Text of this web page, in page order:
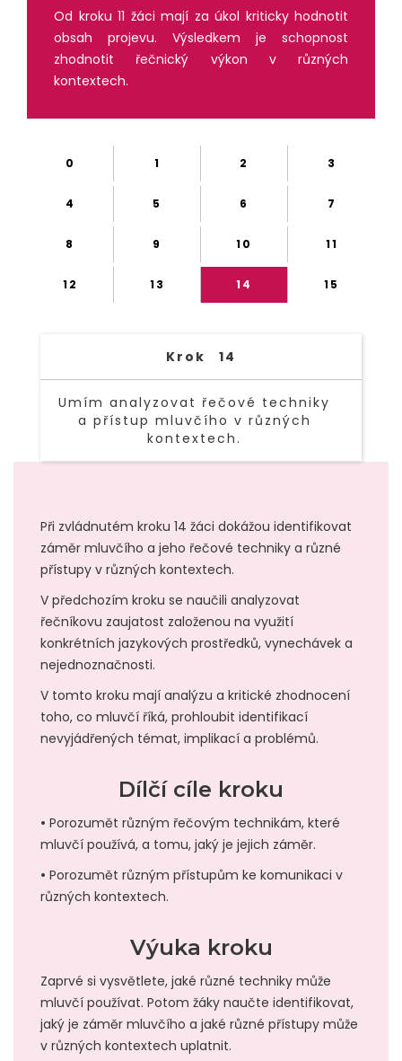
Od kroku 11 žáci mají za úkol kriticky hodnotit
obsah projevu. Výsledkem je schopnost
zhodnotit řečnický výkon v různých
kontextech.
0 1 2 3
4 5 6 7
8 9 10 11
12 13 14 15
Krok 14
Umím analyzovat řečové techniky
a přístup mluvčího v různých
kontextech.
Při zvládnutém kroku 14 žáci dokážou identifikovat
záměr mluvčího a jeho řečové techniky a různé
přístupy v různých kontextech.
V předchozím kroku se naučili analyzovat
řečníkovu zaujatost založenou na využití
konkrétních jazykových prostředků, vynechávek a
nejednoznačnosti.
V tomto kroku mají analýzu a kritické zhodnocení
toho, co mluvčí říká, prohloubit identifikací
nevyjádřených témat, implikací a problémů.
Dílčí cíle kroku
• Porozumět různým řečovým technikám, které
mluvčí používá, a tomu, jaký je jejich záměr.
• Porozumět různým přístupům ke komunikaci v
různých kontextech.
Výuka kroku
Zaprvé si vysvětlete, jaké různé techniky může
mluvčí používat. Potom žáky naučte identifikovat,
jaký je záměr mluvčího a jaké různé přístupy může
v různých kontextech uplatnit.